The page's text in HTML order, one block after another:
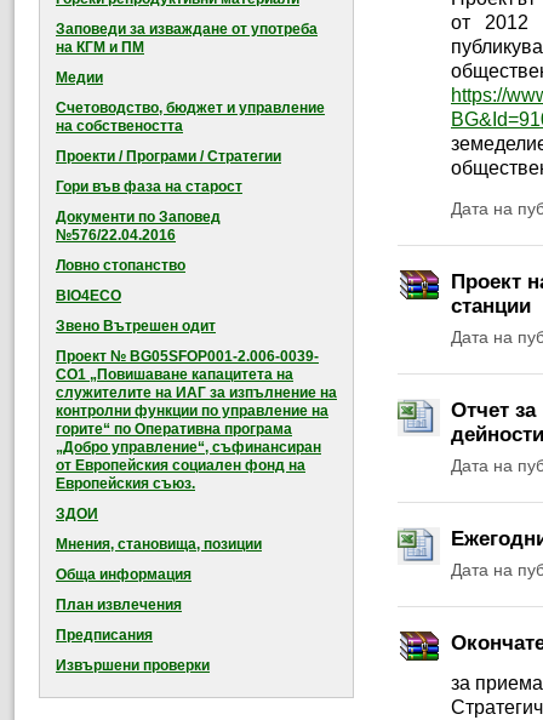
Заповеди за изваждане от употреба
на КГМ и ПМ
Медии
Счетоводство, бюджет и управление
на собствеността
Проекти / Програми / Стратегии
Гори във фаза на старост
Документи по Заповед
№576/22.04.2016
Ловно стопанство
BIO4ECO
Звено Вътрешен одит
Проект № BG05SFOP001-2.006-0039-
CO1 „Повишаване капацитета на
служителите на ИАГ за изпълнение на
контролни функции по управление на
горите“ по Оперативна програма
„Добро управление“, съфинансиран
от Европейския социален фонд на
Европейския съюз.
ЗДОИ
Мнения, становища, позиции
Обща информация
План извлечения
Предписания
Извършени проверки
от 2012
https://
Дата на
Проект
станции
Дата на
Отчет за
Дата на
Дата на
за